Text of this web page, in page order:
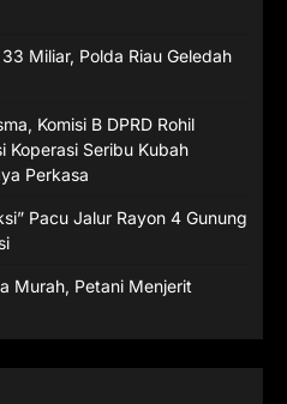
Miliar, Polda Riau Geledah
Komisi B DPRD Rohil
Koperasi Seribu Kubah
Perkasa
Pacu Jalur Rayon 4 Gunung
Murah, Petani Menjerit